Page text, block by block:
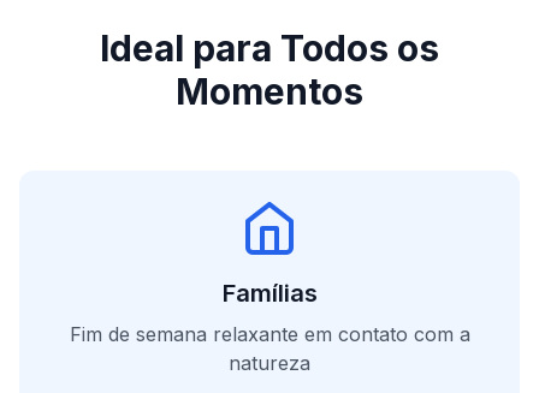
Ideal para Todos os
Momentos
Famílias
Fim de semana relaxante em contato com a
natureza